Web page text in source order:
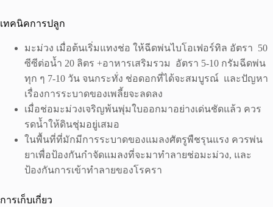
เทคนิคการปลูก
มะม่วง เมื่อต้นเริ่มแทงช่อ ให้ฉีดพ่นไบโอเฟอร์ทิล อัตรา 50
ซีซีต่อน้ำ 20 ลิตร +อาหารเสริมรวม อัตรา 5-10 กรัมฉีดพ่น
ทุก ๆ 7-10 วัน จนกระทั่ง ช่อดอกที่ได้จะสมบูรณ์ และปัญหา
เรื่องการระบาดของเพลี้ยจะลดลง
เมื่อช่อมะม่วงเจริญพ้นพุ่มใบออกมาอย่างเด่นชัดแล้ว ควร
รดน้ำให้ดินชุ่มอยู่เสมอ
ในพื้นที่ที่มักมีการระบาดของแมลงศัตรูพืชรุนแรง ควรพ่น
ยาเพื่อป้องกันกำจัดแมลงที่จะมาทำลายช่อมะม่วง, และ
ป้องกันการเข้าทำลายของโรครา
การเก็บเกี่ยว